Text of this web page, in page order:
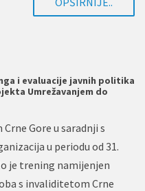
i evaluacije javnih politika
Umrežavanjem do
Gore u saradnji s
u periodu od 31.
je trening namijenjen
s invaliditetom Crne